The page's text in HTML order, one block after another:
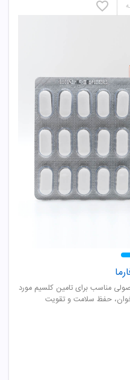
مناسب برای تامین کلسیم مورد
حفظ سلامت و تقویت